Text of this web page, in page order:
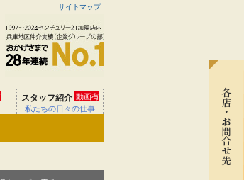
サイトマップ
スタッフ紹介 動画有
私たちの日々の仕事